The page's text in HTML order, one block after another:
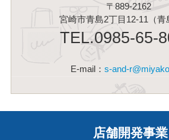
〒889-2162
宮崎市青島2丁目12-11（青
TEL.0985-65-
E-mail： s-and-
店舗開発事業